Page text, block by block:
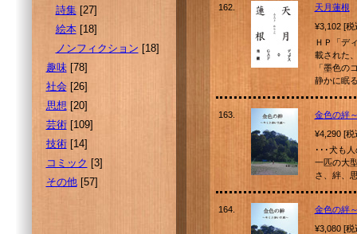
詩集[27]
絵本[18]
ノンフィクション [18]
趣味[78]
社会[26]
思想 [20]
芸術[109]
技術[14]
コミック [3]
その他[57]
162.
天月蓮根
¥3,102 [
ＨＰ「デ
載された
「墨色の
静かに眠
163.
金色の絆
¥4,290 [
･･･犬も
一匹の大
さ、絆、
164.
金色の絆
¥3,080 [